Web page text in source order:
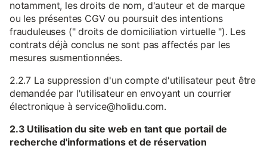
notamment, les droits de nom, d'auteur et de marque
ou les présentes CGV ou poursuit des intentions
frauduleuses (" droits de domiciliation virtuelle "). Les
contrats déjà conclus ne sont pas affectés par les
mesures susmentionnées.
2.2.7 La suppression d'un compte d'utilisateur peut être
demandée par l'utilisateur en envoyant un courrier
électronique à service@holidu.com.
2.3 Utilisation du site web en tant que portail de
recherche d'informations et de réservation